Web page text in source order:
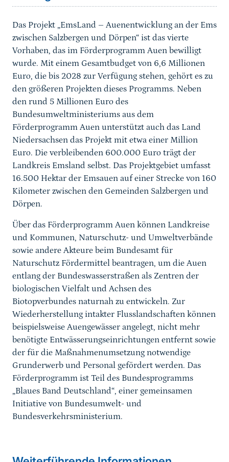
Das Projekt „EmsLand – Auenentwicklung an der Ems
zwischen Salzbergen und Dörpen“ ist das vierte
Vorhaben, das im Förderprogramm Auen bewilligt
wurde. Mit einem Gesamtbudget von 6,6 Millionen
Euro, die bis 2028 zur Verfügung stehen, gehört es zu
den größeren Projekten dieses Programms. Neben
den rund 5 Millionen Euro des
Bundesumweltministeriums aus dem
Förderprogramm Auen unterstützt auch das Land
Niedersachsen das Projekt mit etwa einer Million
Euro. Die verbleibenden 600.000 Euro trägt der
Landkreis Emsland selbst. Das Projektgebiet umfasst
16.500 Hektar der Emsauen auf einer Strecke von 160
Kilometer zwischen den Gemeinden Salzbergen und
Dörpen.
Über das Förderprogramm Auen können Landkreise
und Kommunen, Naturschutz- und Umweltverbände
sowie andere Akteure beim Bundesamt für
Naturschutz Fördermittel beantragen, um die Auen
entlang der Bundeswasserstraßen als Zentren der
biologischen Vielfalt und Achsen des
Biotopverbundes naturnah zu entwickeln. Zur
Wiederherstellung intakter Flusslandschaften können
beispielsweise Auengewässer angelegt, nicht mehr
benötigte Entwässerungseinrichtungen entfernt sowie
der für die Maßnahmenumsetzung notwendige
Grunderwerb und Personal gefördert werden. Das
Förderprogramm ist Teil des Bundesprogramms
„Blaues Band Deutschland“, einer gemeinsamen
Initiative von Bundesumwelt- und
Bundesverkehrsministerium.